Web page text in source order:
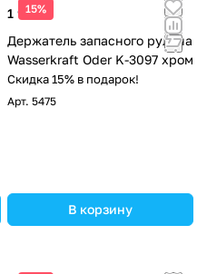
15%
1 970 ₽
Держатель запасного рулона
Wasserkraft Oder K-3097 хром
Скидка 15% в подарок!
Арт. 5475
В корзину